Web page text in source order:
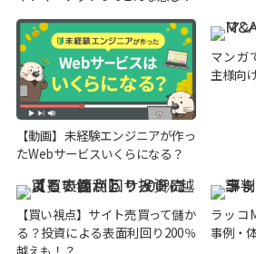
【動画】未経験エンジニアが作っ
たWebサービスいくらになる？
マンガ
主様向け
【買い視点】サイト売買って儲か
る？投資による表面利回り200％
ラッコ
事例・